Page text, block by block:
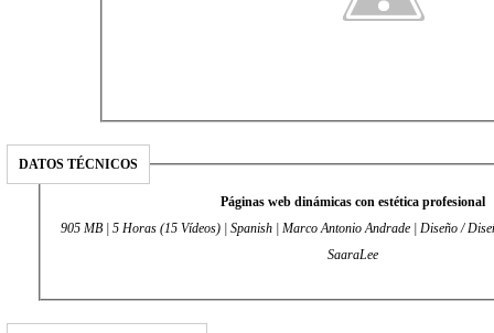
DATOS TÉCNICOS
Páginas web dinámicas con estética profesional
905 MB | 5 Horas (15 Vídeos) | Spanish | Marco Antonio Andrade | Diseño / Diseño web | 2013 | Enviado por:
SaaraLee